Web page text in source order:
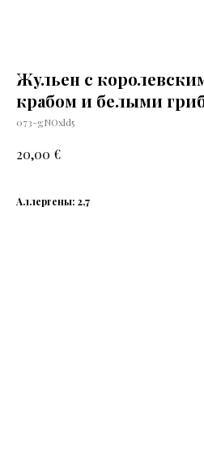
Жульен с
крабом и белыми
073-gNOxld5
20,00 €
Аллергены: 2,7